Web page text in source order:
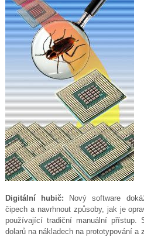
Digitální hubič: Nový software
čipech a navrhnout způsoby, jak je
používající tradiční manuální přístup.
dolarů na nákladech na prototypování a